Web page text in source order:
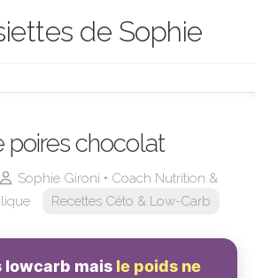
de Sophie
poires chocolat
Sophie Gironi • Coach Nutrition &
Recettes Céto & Low-Carb
lowcarb mais le poids ne